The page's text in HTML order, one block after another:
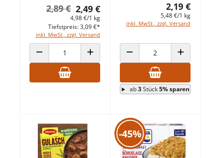
2,49 €
2,89 €
4,98 €/1 kg
inkl. MwSt., zzgl. Versand
Tiefstpreis: 3,09 €*
ANZAHL VERRINGERNANZAHL ERHÖHEN
2,19 €
5,48 €/1 kg
inkl. MwSt., zzgl. Versand
ANZAHL VERRINGERNANZAHL
ab3Stück5% sparen
-45%